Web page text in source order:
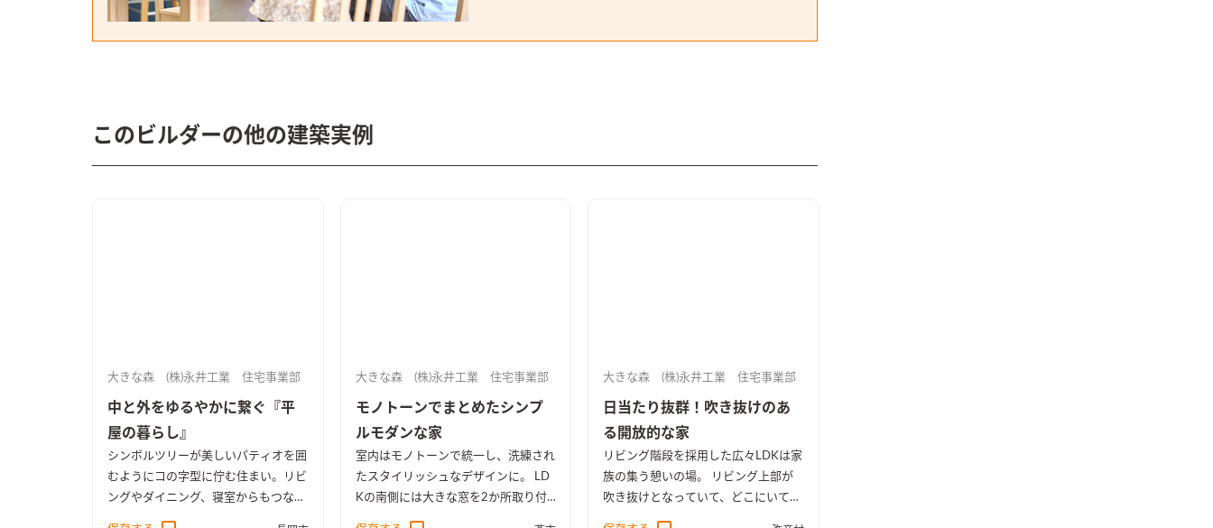
このビルダーの他の建築実例
大きな森 (株)永井工業 住宅事業部
中と外をゆるやかに繋ぐ『平
屋の暮らし』
シンボルツリーが美しいパティオを囲
むようにコの字型に佇む住まい。リビ
ングやダイニング、寝室からもつなが
っていて幅広い活用ができる空間にな
大きな森 (株)永井工業 住宅事業部
モノトーンでまとめたシンプ
ルモダンな家
室内はモノトーンで統一し、洗練され
たスタイリッシュなデザインに。 LD
Kの南側には大きな窓を2か所取り付
け、太陽の日差しをたっぷりと取り込
大きな森 (株)永井工業 住宅事業部
日当たり抜群！吹き抜けのあ
る開放的な家
リビング階段を採用した広々LDKは家
族の集う憩いの場。 リビング上部が
吹き抜けとなっていて、どこにいても
家族の雰囲気を感じることができま